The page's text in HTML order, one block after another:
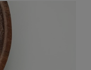
precios:
desde
€175,00
hasta
€176,50